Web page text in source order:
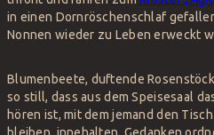
in einen Dornröschenschlaf
Nonnen wieder zu Leben erweckt
Blumenbeete, duftende
so still, dass aus dem Speisesaal
hören ist, mit dem jemand den